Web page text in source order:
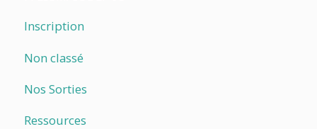
Inscription
Non classé
Nos Sorties
Ressources